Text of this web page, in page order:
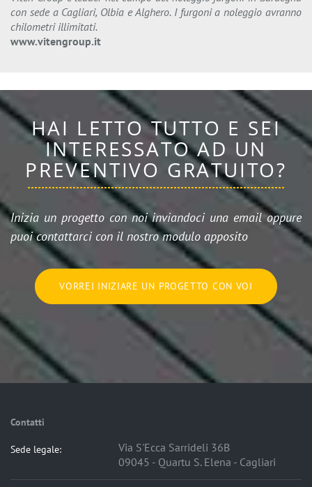
con sede a Cagliari, Olbia e Alghero. I furgoni a noleggio avranno
chilometri illimitati.
www.vitengroup.it
HAI LETTO TUTTO E SEI
INTERESSATO AD UN
PREVENTIVO GRATUITO?
Inizia un progetto con noi inviandoci una email oppure
puoi contattarci con il nostro modulo apposito
VORREI INIZIARE UN PROGETTO CON VOI
Contatti
Sede legale:
Via S'Ecca Sarrideli 36B
09045 - Quartu S. Elena - Cagliari